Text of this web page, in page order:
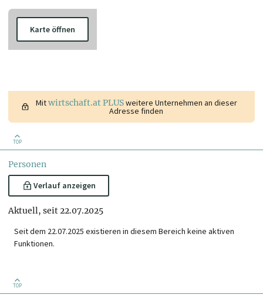
Karte öffnen
Mitwirtschaft.at PLUSweitere Unternehmen an dieser
Adresse finden
TOP
Personen
Verlauf anzeigen
Aktuell, seit 22.07.2025
Seit dem 22.07.2025 existieren in diesem Bereich keine aktiven
Funktionen.
TOP